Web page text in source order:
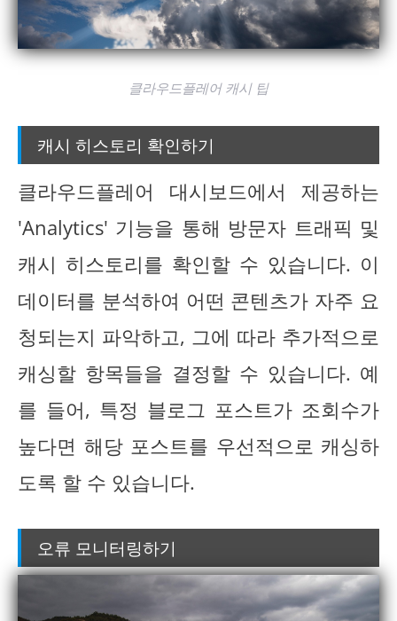
클라우드플레어 캐시 팁
캐시 히스토리 확인하기
클라우드플레어 대시보드에서 제공하는
'Analytics' 기능을 통해 방문자 트래픽 및
캐시 히스토리를 확인할 수 있습니다. 이
데이터를 분석하여 어떤 콘텐츠가 자주 요
청되는지 파악하고, 그에 따라 추가적으로
캐싱할 항목들을 결정할 수 있습니다. 예
를 들어, 특정 블로그 포스트가 조회수가
높다면 해당 포스트를 우선적으로 캐싱하
도록 할 수 있습니다.
오류 모니터링하기